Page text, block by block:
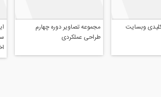
طراحی عملکردی